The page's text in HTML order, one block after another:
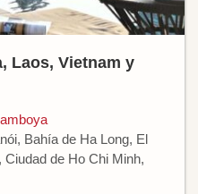
Laos, Vietnam y
Bahía de Ha Long, El
Ciudad de Ho Chi Minh,